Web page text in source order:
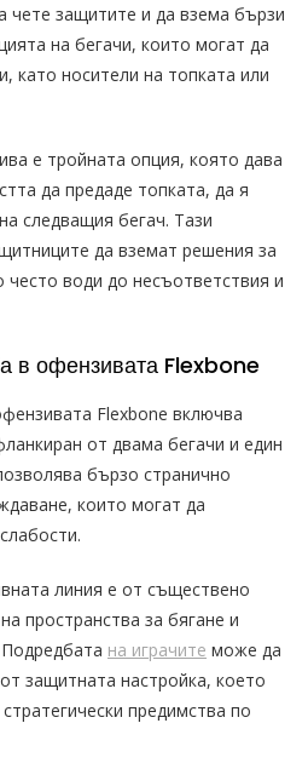
чете защитите и да взема бързи
на бегачи, които могат да
като носители на топката или
е тройната опция, която дава
да предаде топката, да я
следващия бегач. Тази
да вземат решения за
често води до несъответствия и
в офензивата Flexbone
Flexbone включва
от двама бегачи и един
бързо странично
които могат да
линия е от съществено
пространства за бягане и
на играчите може да
защитната настройка, което
предимства по